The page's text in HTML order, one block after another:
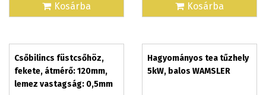
Kosárba Kosárba
Csőbilincs füstcsőhöz,
fekete, átmérő: 120mm,
lemez vastagság: 0,5mm
Hagyományos tea tűzhely
5kW, balos WAMSLER